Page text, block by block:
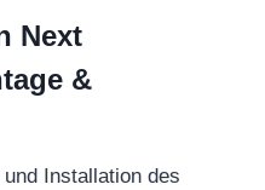
Next
&
Installation des